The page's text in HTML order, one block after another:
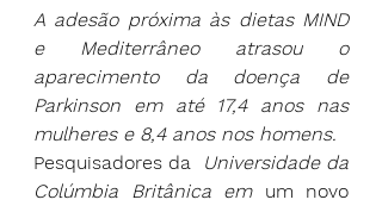
A adesão próxima às dietas MIND
e Mediterrâneo atrasou o
aparecimento da doença de
Parkinson em até 17,4 anos nas
mulheres e 8,4 anos nos homens.
Pesquisadores da
Universidade da
Colúmbia Britânica em um novo